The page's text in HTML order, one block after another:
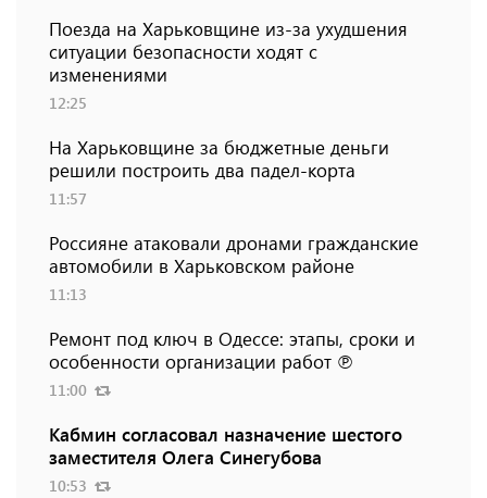
Поезда на Харьковщине из-за ухудшения
ситуации безопасности ходят с
изменениями
12:25
На Харьковщине за бюджетные деньги
решили построить два падел-корта
11:57
Россияне атаковали дронами гражданские
автомобили в Харьковском районе
11:13
Ремонт под ключ в Одессе: этапы, сроки и
особенности организации работ ℗
11:00
Кабмин согласовал назначение шестого
заместителя Олега Синегубова
10:53